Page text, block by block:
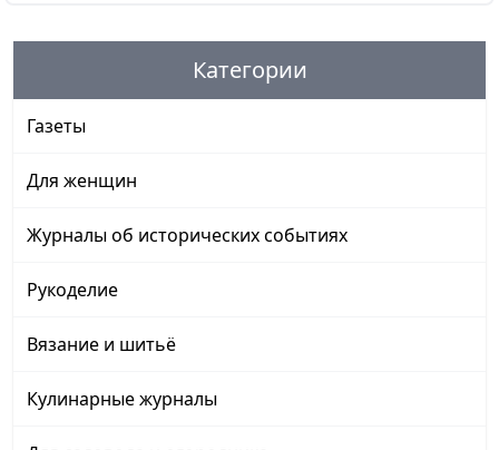
Категории
Газеты
Для женщин
Журналы об исторических событиях
Рукоделие
Вязание и шитьё
Кулинарные журналы